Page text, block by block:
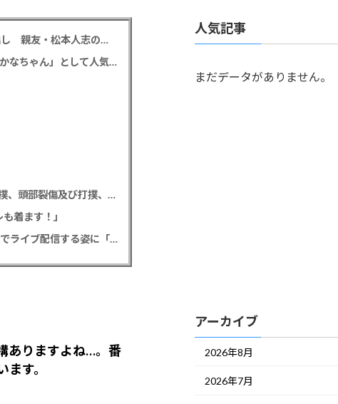
中居正広氏 「ひそかに被災地支援」か？ 2016年の熊本地震直後には現地で炊き出し 親友・松本人志の闘病に心を痛め、頻繁に連絡も
レインボー 池田直人と結婚の佐藤佳奈アナ AKB48合格、熱烈アイドルオタク「さかなちゃん」として人気に、7月末に読売テレビ退社
元EXILE黒木啓司 妻・宮崎麗果被告へのDV事案で逮捕されていた 宮崎は全身打撲、頭部裂傷及び打撲、頸部損傷の怪我
着ます！」
斉藤慎二被告から性的暴行被害の女性 事件後にバウムクーヘン店を経営やTikTokでライブ配信する姿に「言葉にできない悔しさと怒り」
ありますよね…。番
す。
人気記事
まだデータがありません。
アーカイブ
2026年8月
2026年7月